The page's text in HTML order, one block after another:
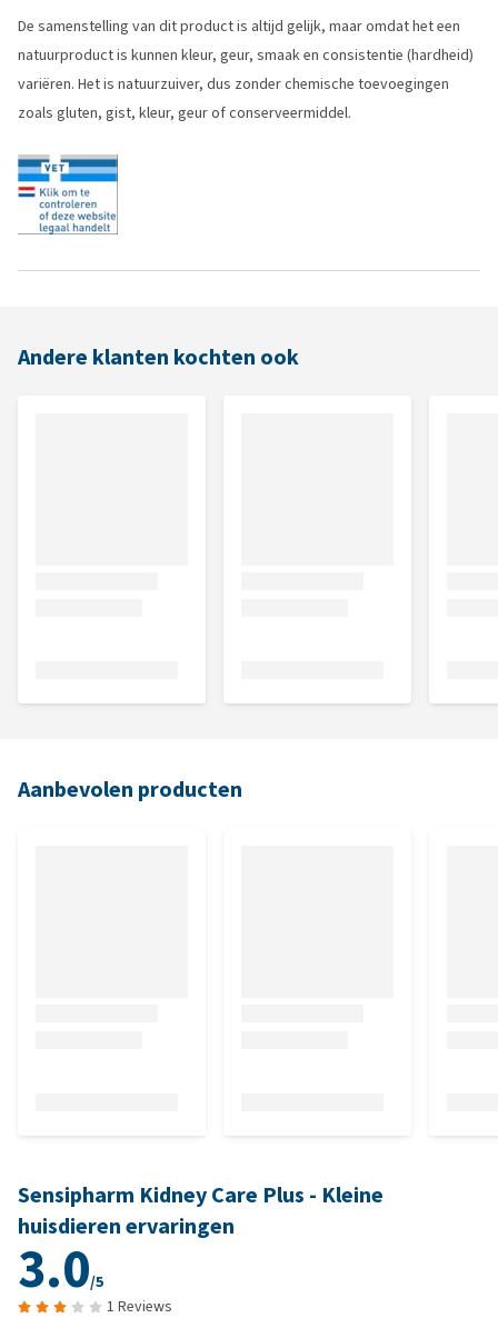
De samenstelling van dit product is altijd gelijk, maar omdat het een
natuurproduct is kunnen kleur, geur, smaak en consistentie (hardheid)
variëren. Het is natuurzuiver, dus zonder chemische toevoegingen
zoals gluten, gist, kleur, geur of conserveermiddel.
Andere klanten kochten ook
Aanbevolen producten
Sensipharm Kidney Care Plus - Kleine
huisdieren ervaringen
3.0/5
1 Reviews